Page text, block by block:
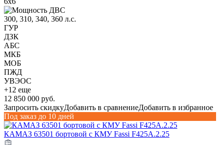
300, 310, 340, 360 л.с.
ГУР
ДЗК
АБС
МКБ
МОБ
ПЖД
УВЭОС
+12 еще
12 850 000 руб.
Запросить скидкуДобавить в сравнениеДобавить в избранное
Под заказ до 10 дней
КАМАЗ 63501 бортовой с КМУ Fassi F425A.2.25